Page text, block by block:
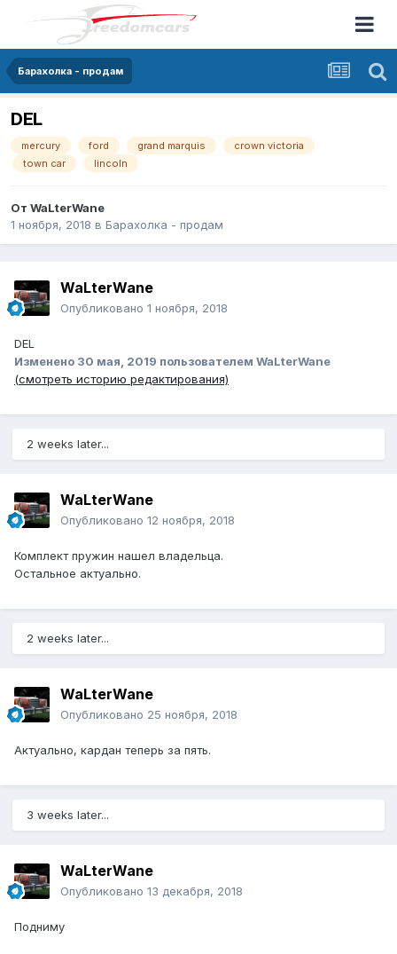
Барахолка - продам
DEL
mercury ford grand marquis
crown victoria
town car
lincoln
От WaLterWane
1 ноября, 2018 в Барахолка - продам
WaLterWane
Опубликовано 1 ноября, 2018
DEL
Изменено 30 мая, 2019 пользователем WaLterWane
(смотреть историю редактирования)
2 weeks later...
WaLterWane
Опубликовано 12 ноября, 2018
Комплект пружин нашел владельца.
Остальное актуально.
2 weeks later...
WaLterWane
Опубликовано 25 ноября, 2018
Актуально, кардан теперь за пять.
3 weeks later...
WaLterWane
Опубликовано 13 декабря, 2018
Подниму